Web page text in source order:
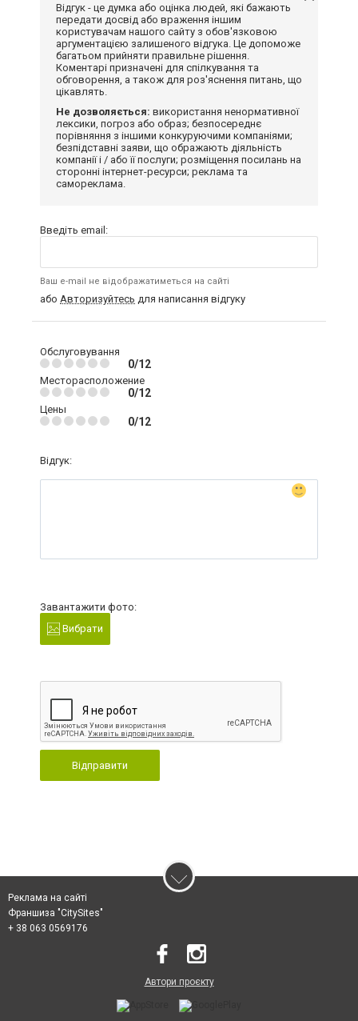
Відгук - це думка або оцінка людей, які бажають
передати досвід або враження іншим
користувачам нашого сайту з обов'язковою
аргументацією залишеного відгука. Це допоможе
багатьом прийняти правильне рішення.
Коментарі призначені для спілкування та
обговорення, а також для роз'яснення питань, що
цікавлять.
Не дозволяється: використання ненормативної
лексики, погроз або образ; безпосереднє
порівняння з іншими конкуруючими компаніями;
безпідставні заяви, що ображають діяльність
компанії і / або її послуги; розміщення посилань на
сторонні інтернет-ресурси; реклама та
самореклама.
Введіть email:
Ваш e-mail не відображатиметься на сайті
або Авторизуйтесь для написання відгуку
Обслуговування
0/12
Месторасположение
0/12
Цены
0/12
Відгук:
Завантажити фото:
Вибрати
Відправити
Реклама на сайті
Франшиза "CitySites"
+ 38 063 0569176
Автори проєкту